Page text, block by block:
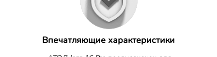
Впечатляющие характеристики